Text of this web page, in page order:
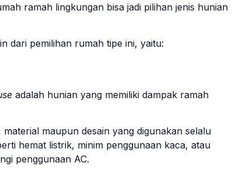
ramah lingkungan bisa jadi pilihan jenis hunian
dari pemilihan rumah tipe ini, yaitu:
adalah hunian yang memiliki dampak ramah
maupun desain yang digunakan selalu
hemat listrik, minim penggunaan kaca, atau
penggunaan AC.